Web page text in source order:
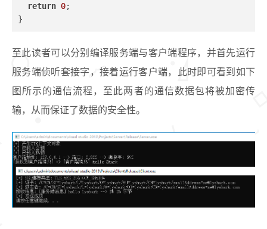
return 0;
}
至此读者可以分别编译服务端与客户端程序，并首先运行
服务端侦听套接字，接着运行客户端，此时即可看到如下
图所示的通信流程，至此两者的通信数据包将被加密传
输，从而保证了数据的安全性。